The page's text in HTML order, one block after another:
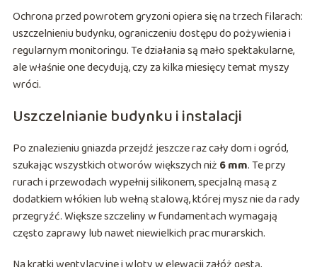
Ochrona przed powrotem gryzoni opiera się na trzech filarach:
uszczelnieniu budynku, ograniczeniu dostępu do pożywienia i
regularnym monitoringu. Te działania są mało spektakularne,
ale właśnie one decydują, czy za kilka miesięcy temat myszy
wróci.
Uszczelnianie budynku i instalacji
Po znalezieniu gniazda przejdź jeszcze raz cały dom i ogród,
szukając wszystkich otworów większych niż 6 mm. Te przy
rurach i przewodach wypełnij silikonem, specjalną masą z
dodatkiem włókien lub wełną stalową, której mysz nie da rady
przegryźć. Większe szczeliny w fundamentach wymagają
często zaprawy lub nawet niewielkich prac murarskich.